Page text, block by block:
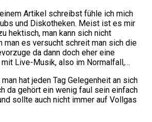
Artikel schreibst fühle ich mich
und Diskotheken. Meist ist es mir
hektisch, man kann sich nicht
man es versucht schreit man sich die
da dann doch eher eine
Live-Musik, also im Normalfall,…
hat jeden Tag Gelegenheit an sich
da gehört ein wenig faul sein einfach
sollte auch nicht immer auf Vollgas